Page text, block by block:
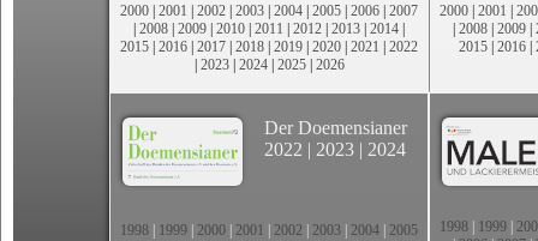
2000 | 2001 | 2002 | 2003 | 2004 | 2005 | 2006 | 2007
| 2008 | 2009 | 2010 | 2011 | 2012 | 2013 | 2014 |
2015 | 2016 | 2017 | 2018 | 2019 | 2020 | 2021 | 2022
| 2023| 2024| 2025| 2026
2000 | 2001 |
| 2008 | 2009 |
2015 | 2016 |
Der Doemensianer
2022 | 2023 | 2024
1998 1999 2000 2001 2002 2003 2004 2005
1998 1999